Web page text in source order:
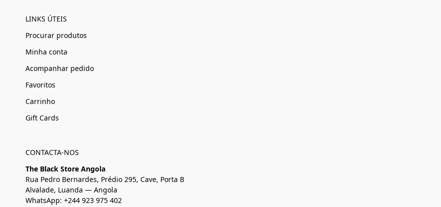
LINKS ÚTEIS
Procurar produtos
Minha conta
Acompanhar pedido
Favoritos
Carrinho
Gift Cards
CONTACTA-NOS
The Black Store Angola
Rua Pedro Bernardes, Prédio 295, Cave, Porta B
Alvalade, Luanda — Angola
WhatsApp: +244 923 975 402